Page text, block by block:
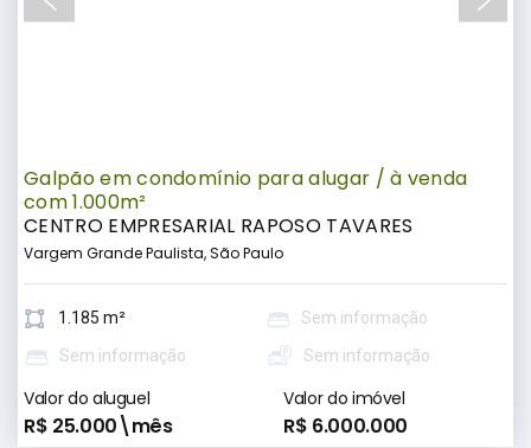
Galpão em condomínio para alugar / à venda
com 1.000m²
CENTRO EMPRESARIAL RAPOSO TAVARES
Vargem Grande Paulista, São Paulo
1.185 m²
Sem informação
Sem informação
Sem informação
Valor do aluguel
R$ 25.000\mês
Valor do imóvel
R$ 6.000.000